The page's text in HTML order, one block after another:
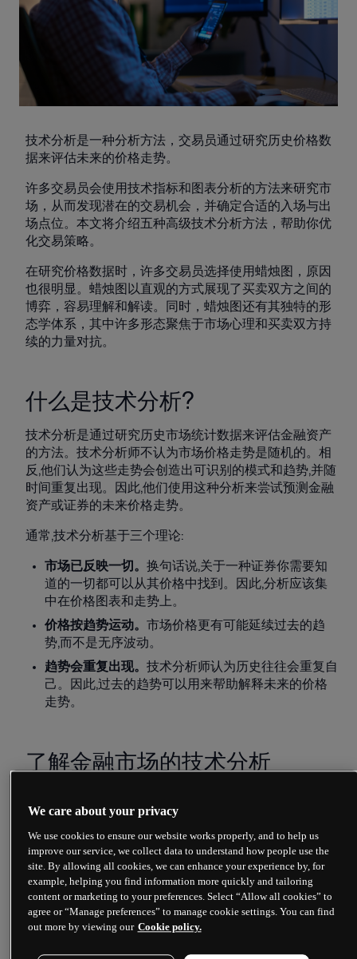
技术分析是一种分析方法，交易员通过研究历史价格数
据来评估未来的价格走势。
许多交易员会使用技术指标和图表分析的方法来研究市
场，从而发现潜在的交易机会，并确定合适的入场与出
场点位。本文将介绍五种高级技术分析方法，帮助你优
化交易策略。
在研究价格数据时，许多交易员选择使用蜡烛图，原因
也很明显。蜡烛图以直观的方式展现了买卖双方之间的
博弈，容易理解和解读。同时，蜡烛图还有其独特的形
态学体系，其中许多形态聚焦于市场心理和买卖双方持
续的力量对抗。
什么是技术分析?
技术分析是通过研究历史市场统计数据来评估金融资产
的方法。技术分析师不认为市场价格走势是随机的。相
反,他们认为这些走势会创造出可识别的模式和趋势,并随
时间重复出现。因此,他们使用这种分析来尝试预测金融
资产或证券的未来价格走势。
通常,技术分析基于三个理论:
市场已反映一切。 换句话说,关于一种证券你需要知
道的一切都可以从其价格中找到。因此,分析应该集
中在价格图表和走势上。
价格按趋势运动。 市场价格更有可能延续过去的趋
势,而不是无序波动。
趋势会重复出现。 技术分析师认为历史往往会重复自
己。因此,过去的趋势可以用来帮助解释未来的价格
走势。
了解金融市场的技术分析
标来尝试准确预测未来的价格走势。技术指标是数学计
算,用于指示交易的进场和出场信号。交易信号帮助投资
者决定是买入、卖出还是持有某种证券或金融工具。技
术指标通常与图表一起使用。指标被放置在图表数据之
上,以尝试预测价格方向和市场趋势。
交易者可以用不同的方式使用技术指标。例如,一些人试
图确定趋势的强度,以及趋势继续的可能性。其他人则纯
We care about your privacy
We use cookies to ensure our website works properly, and to help us
improve our service, we collect data to understand how people use the
site. By allowing all cookies, we can enhance your experience by, for
example, helping you find information more quickly and tailoring
content or marketing to your preferences. Select “Allow all cookies” to
agree or “Manage preferences” to manage cookie settings. You can find
out more by viewing our Cookie policy.